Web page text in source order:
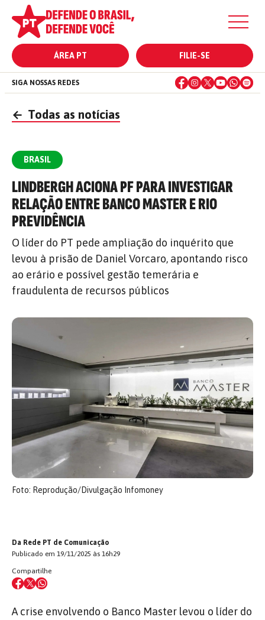
ÁREA PT FILIE-SE
SIGA NOSSAS REDES
← Todas as notícias
BRASIL
LINDBERGH ACIONA PF PARA INVESTIGAR
RELAÇÃO ENTRE BANCO MASTER E RIO
PREVIDÊNCIA
O líder do PT pede ampliação do inquérito que
levou à prisão de Daniel Vorcaro, apontando risco
ao erário e possível gestão temerária e
fraudulenta de recursos públicos
Foto: Reprodução/Divulgação Infomoney
Da Rede PT de Comunicação
Publicado em 19/11/2025 às 16h29
Compartilhe
A crise envolvendo o Banco Master levou o líder do